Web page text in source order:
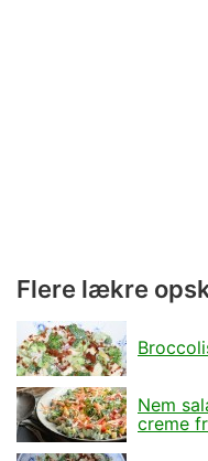
Flere lækre
Nem
creme